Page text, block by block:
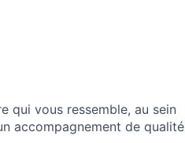
qui vous ressemble, au sein
accompagnement de qualité